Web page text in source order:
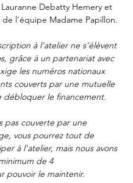
Debatty Hemery et
l'équipe Madame Papillon.
à l'atelier ne s'élèvent
grâce à un partenariat avec
les numéros nationaux
couverts par une mutuelle
débloquer le financement.
pas couverte par une
vous pourrez tout de
à l'atelier, mais nous avons
de 4
pouvoir le maintenir.